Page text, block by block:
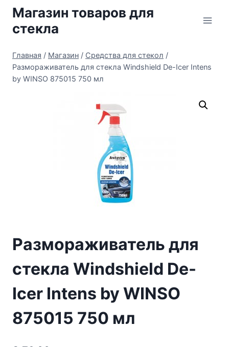
Перейти
содержимому
Магазин товаров для
стекла
Главная / Магазин / Средства для стекол /
Размораживатель для стекла Windshield De-Icer Intens
by WINSO 875015 750 мл
Размораживатель для
стекла Windshield De-
Icer Intens by WINSO
875015 750 мл